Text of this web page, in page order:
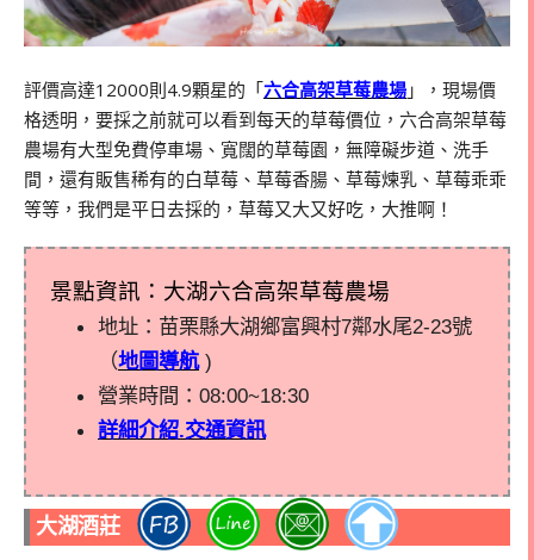
評價高達12000則4.9顆星的「六合高架草莓農場 」，現場價
格透明，要採之前就可以看到每天的草莓價位，六合高架草莓
農場有大型免費停車場、寬闊的草莓園，無障礙步道、洗手
間，還有販售稀有的白草莓、草莓香腸、草莓煉乳、草莓乖乖
等等，我們是平日去採的，草莓又大又好吃，大推啊！
景點資訊：大湖六合高架草莓農場
地址：苗栗縣大湖鄉富興村7鄰水尾2-23號
（地圖導航)
營業時間：08:00~18:30
詳細介紹.交通資訊
大湖酒莊